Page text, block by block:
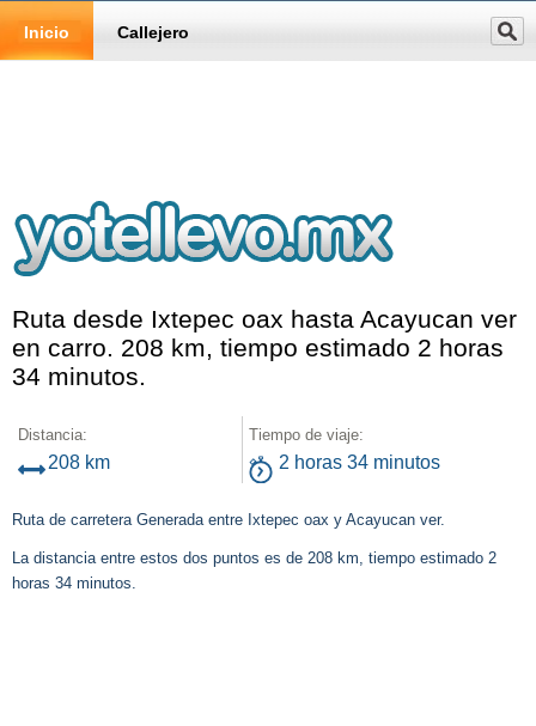
Inicio Callejero
Ruta desde Ixtepec oax hasta Acayucan ver
en carro. 208 km, tiempo estimado 2 horas
34 minutos.
Distancia:
208 km
Tiempo de viaje:
2 horas 34 minutos
Ruta de carretera Generada entre Ixtepec oax y Acayucan ver.
La distancia entre estos dos puntos es de 208 km, tiempo estimado 2
horas 34 minutos.